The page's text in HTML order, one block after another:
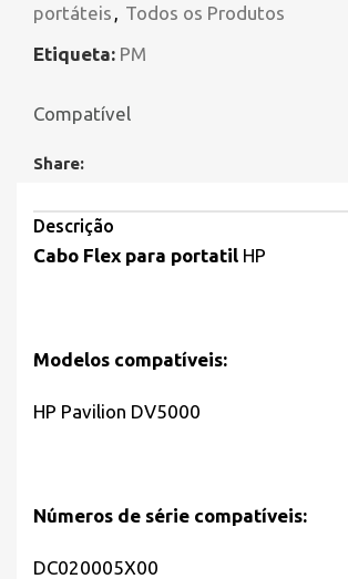
portáteis , Todos os Produtos
Etiqueta: PM
Compatível
Share:
Descrição
Cabo Flex para portatil HP
Modelos compatíveis:
HP Pavilion DV5000
Números de série compatíveis:
DC020005X00